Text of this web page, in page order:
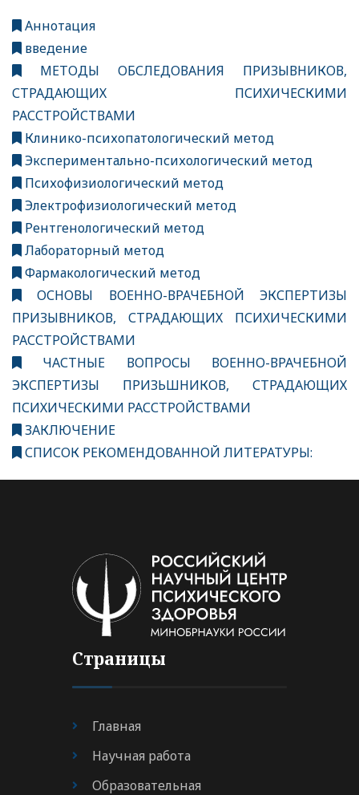
Аннотация
введение
МЕТОДЫ ОБСЛЕДОВАНИЯ ПРИЗЫВНИКОВ,
СТРАДАЮЩИХ ПСИХИЧЕСКИМИ
РАССТРОЙСТВАМИ
Клинико-психопатологический метод
Экспериментально-психологический метод
Психофизиологический метод
Электрофизиологический метод
Рентгенологический метод
Лабораторный метод
Фармакологический метод
ОСНОВЫ ВОЕННО-ВРАЧЕБНОЙ ЭКСПЕРТИЗЫ
ПРИЗЫВНИКОВ, СТРАДАЮЩИХ ПСИХИЧЕСКИМИ
РАССТРОЙСТВАМИ
ЧАСТНЫЕ ВОПРОСЫ ВОЕННО-ВРАЧЕБНОЙ
ЭКСПЕРТИЗЫ ПРИЗЬШНИКОВ, СТРАДАЮЩИХ
ПСИХИЧЕСКИМИ РАССТРОЙСТВАМИ
ЗАКЛЮЧЕНИЕ
СПИСОК РЕКОМЕНДОВАННОЙ ЛИТЕРАТУРЫ:
Страницы
Главная
Научная работа
Образовательная